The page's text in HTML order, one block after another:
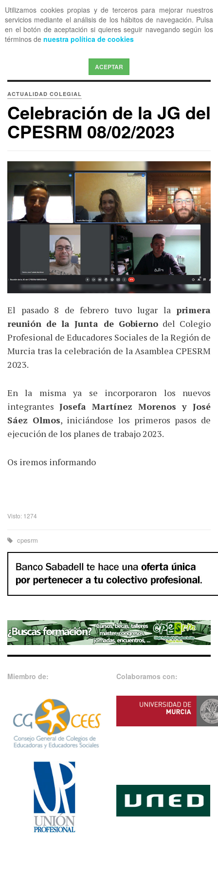
Utilizamos cookies propias y de terceros para mejorar nuestros
servicios mediante el análisis de los hábitos de navegación. Pulsa
en el botón de aceptación si quieres seguir navegando según los
términos de nuestra política de cookies
ACEPTAR
OFF CANVAS
ACTUALIDAD COLEGIAL
Celebración de la JG del
CPESRM 08/02/2023
El pasado 8 de febrero tuvo lugar la primera
reunión de la Junta de Gobiernodel Colegio
Profesional de Educadores Sociales de la Región de
Murcia tras la celebración de la Asamblea CPESRM
2023.
En la misma ya se incorporaron los nuevos
integrantes Josefa Martínez Morenos y José
Sáez Olmos, iniciándose los primeros pasos de
ejecución de los planes de trabajo 2023.
Os iremos informando
Visto: 1274
cpesrm
Miembro de: Colaboramos con: